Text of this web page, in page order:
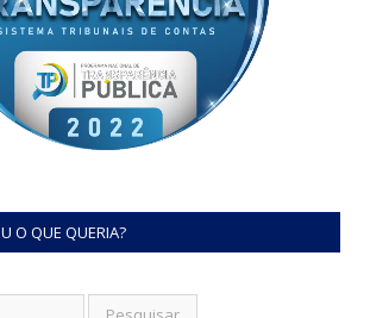
O QUE QUERIA?